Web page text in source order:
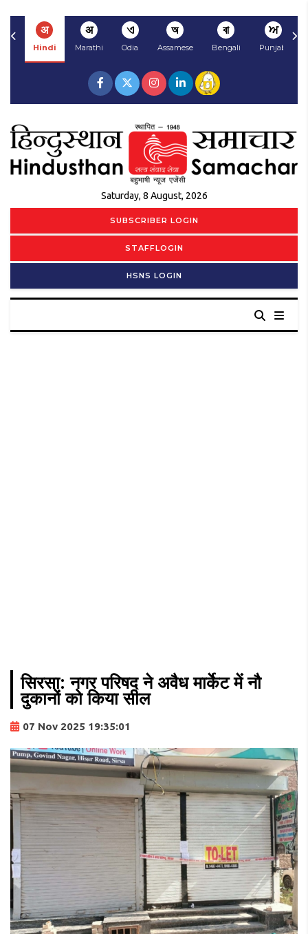
अ
Hindi
अ
Marathi
ଏ
Odia
অ
Assamese
বা
Bengali
ਅ
Punjabi
Saturday, 8 August, 2026
SUBSCRIBER LOGIN
STAFFLOGIN
HSNS LOGIN
सिरसा: नगर परिषद ने अवैध मार्केट में नौ
दुकानों को किया सील
07 Nov 2025 19:35:01